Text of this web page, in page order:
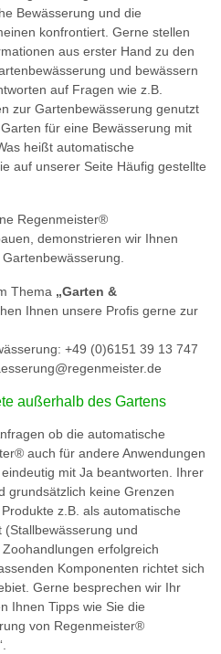
Bewässerung und die
konfrontiert. Gerne stellen
aus erster Hand zu den
und bewässern
auf Fragen wie z.B.
zur Gartenbewässerung genutzt
für eine Bewässerung mit
heißt automatische
auf unserer Seite Häufig gestellte
Regenmeister®
demonstrieren wir Ihnen
Thema „Garten &
Ihnen unsere Profis gerne zur
+49 (0)6151 39 13 747
außerhalb des Gartens
ob die automatische
auch für andere Anwendungen
mit Ja beantworten. Ihrer
grundsätzlich keine Grenzen
z.B. als automatische
(Stallbewässerung und
erfolgreich
Komponenten richtet sich
Gerne besprechen wir Ihr
Ihnen Tipps wie Sie die
von Regenmeister®